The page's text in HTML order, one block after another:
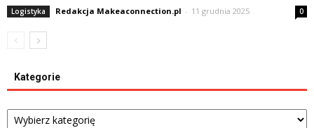
Logistyka Redakcja Makeaconnection.pl - 11 grudnia 2025 0
Kategorie
Kategorie